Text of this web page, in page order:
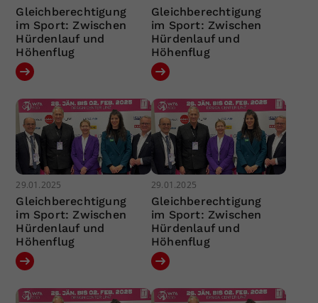
Gleichberechtigung
im Sport: Zwischen
Hürdenlauf und
Höhenflug
Gleichberechtigung
im Sport: Zwischen
Hürdenlauf und
Höhenflug
29.01.2025
Gleichberechtigung
im Sport: Zwischen
Hürdenlauf und
Höhenflug
29.01.2025
Gleichberechtigung
im Sport: Zwischen
Hürdenlauf und
Höhenflug